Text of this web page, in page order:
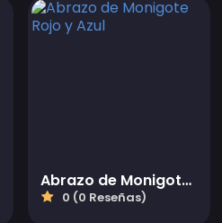
Abrazo de Monigote Rojo y Azul
0 (0 Reseñas)